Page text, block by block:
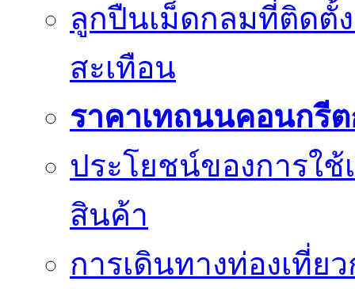
ลูกปืนเม็ดกลมที่ติดตั้
สะเทือน
ราคาเทถนนคอนกรีต
ประโยชน์ของการใ
สินค้า
การเดินทางท่องเที่ย